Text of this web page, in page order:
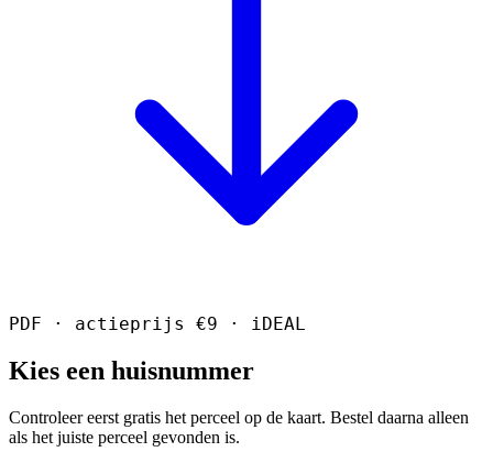
PDF · actieprijs €9 · iDEAL
Kies een huisnummer
Controleer eerst gratis het perceel op de kaart. Bestel daarna alleen
als het juiste perceel gevonden is.